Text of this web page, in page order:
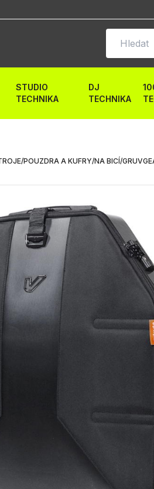
STUDIO
TECHNIKA
DJ
TECHNIKA
/POUZDRA A KUFRY/NA BICÍ/